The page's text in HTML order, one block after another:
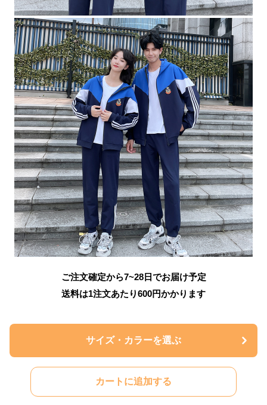
ご注文確定から7~28日でお届け予定
送料は1注文あたり600円かかります
サイズ・カラーを選ぶ
カートに追加する